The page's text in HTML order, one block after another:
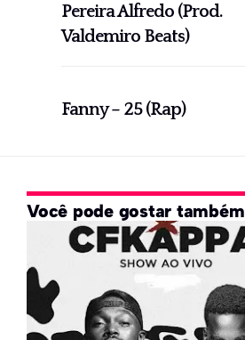
Pereira Alfredo (Prod.
Valdemiro Beats)
Fanny – 25 (Rap)
Você pode gostar também